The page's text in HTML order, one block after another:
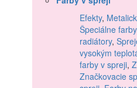
Efekty,
Špeciálne farby
radiátory,
vysokým
farby v spreji,
Značkovacie